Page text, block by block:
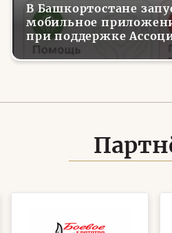
В Башкортостане
мобильное
при поддержке
СВО